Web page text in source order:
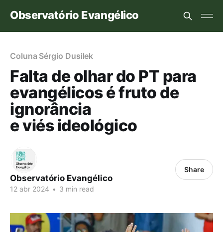
Observatório Evangélico
Coluna Sérgio Dusilek
Falta de olhar do PT para
evangélicos é fruto de
ignorância
e viés ideológico
Observatório Evangélico
12 abr 2024 • 3 min read
Share